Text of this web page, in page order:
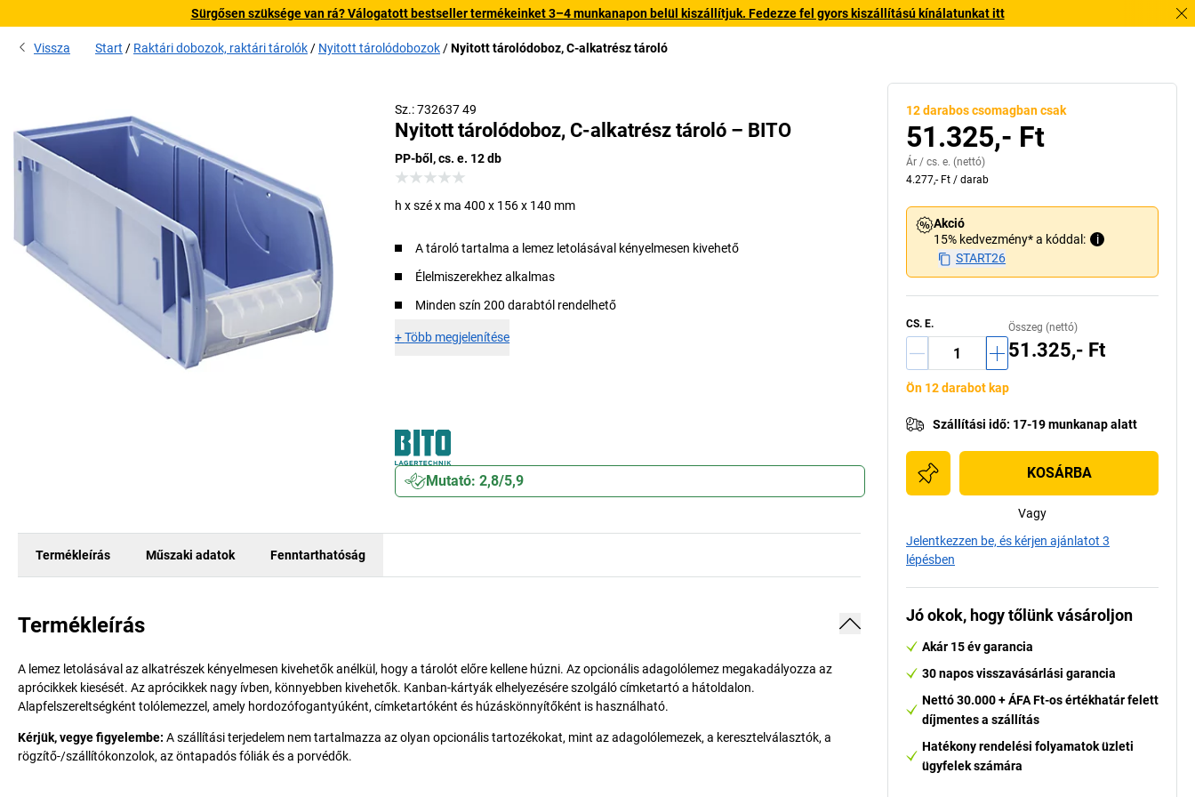
Sürgősen szüksége van rá? Válogatott bestseller termékeinket 3–4 munkanapon belül kiszállítjuk. Fedezze fel gyors kiszállítású kínálatunkat itt
Vissza Start Raktári dobozok, raktári tárolók Nyitott tárolódobozok Nyitott tárolódoboz, C-alkatrész tároló
Sz.: 732637 49
Nyitott tárolódoboz, C-alkatrész tároló – BITO
PP-ből, cs. e. 12 db
h x szé x ma 400 x 156 x 140 mm
A tároló tartalma a lemez letolásával kényelmesen kivehető
Élelmiszerekhez alkalmas
Minden szín 200 darabtól rendelhető
+Több megjelenítése
Mutató: 2,8/5,9
Termékleírás Műszaki adatok Fenntarthatóság
Termékleírás
A lemez letolásával az alkatrészek kényelmesen kivehetők anélkül, hogy a tárolót előre kellene húzni. Az opcionális adagolólemez megakadályozza az
aprócikkek kiesését. Az aprócikkek nagy ívben, könnyebben kivehetők. Kanban-kártyák elhelyezésére szolgáló címketartó a hátoldalon.
Alapfelszereltségként tolólemezzel, amely hordozófogantyúként, címketartóként és húzáskönnyítőként is használható.
Kérjük, vegye figyelembe: A szállítási terjedelem nem tartalmazza az olyan opcionális tartozékokat, mint az adagolólemezek, a keresztelválasztók, a
rögzítő-/szállítókonzolok, az öntapadós fóliák és a porvédők.
12 darabos csomagban csak
51.325,- Ft
Ár / cs. e. (nettó)
4.277,- Ft / darab
Akció
15% kedvezmény* a kóddal:
i
START26
CS. E. Összeg (nettó)
51.325,- Ft
Ön 12 darabot kap
Szállítási idő: 17-19 munkanap alatt
KOSÁRBA
Vagy
Jelentkezzen be, és kérjen ajánlatot 3
lépésben
Jó okok, hogy tőlünk vásároljon
Akár 15 év garancia
30 napos visszavásárlási garancia
Nettó 30.000 + ÁFA Ft-os értékhatár felett
díjmentes a szállítás
Hatékony rendelési folyamatok üzleti
ügyfelek számára